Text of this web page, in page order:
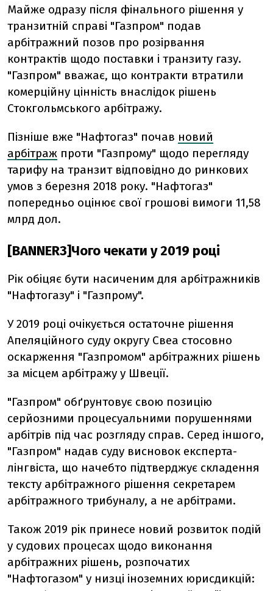
Майже одразу після фінального рішення у
транзитній справі "Газпром" подав
арбітражний позов про розірвання
контрактів щодо поставки і транзиту газу.
"Газпром" вважає, що контракти втратили
комерційну цінність внаслідок рішень
Стокгольмського арбітражу.
Пізніше вже "Нафтогаз" почав новий
арбітраж проти "Газпрому" щодо перегляду
тарифу на транзит відповідно до ринкових
умов з березня 2018 року. "Нафтогаз"
попередньо оцінює свої грошові вимоги 11,58
млрд дол.
[BANNER3]Чого чекати у 2019 році
Рік обіцяє бути насиченим для арбітражників
"Нафтогазу" і "Газпрому".
У 2019 році очікується остаточне рішення
Апеляційного суду округу Свеа стосовно
оскарження "Газпромом" арбітражних рішень
за місцем арбітражу у Швеції.
"Газпром" обґрунтовує свою позицію
серйозними процесуальними порушеннями
арбітрів під час розгляду справ. Серед іншого,
"Газпром" надав суду висновок експерта-
лінгвіста, що начебто підтверджує складення
тексту арбітражного рішення секретарем
арбітражного трибуналу, а не арбітрами.
Також 2019 рік принесе новий розвиток подій
у судових процесах щодо виконання
арбітражних рішень, розпочатих
"Нафтогазом" у низці іноземних юрисдикцій: